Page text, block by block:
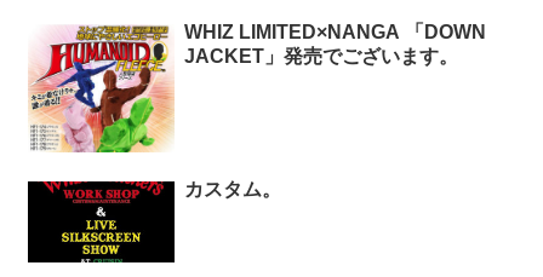
WHIZ LIMITED×NANGA 「DOWN
JACKET」発売でございます。
カスタム。